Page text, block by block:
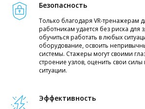
Безопасность
Только благодаря VR-тренажерам
работникам удается без риска для
обучиться работать в любых
оборудование, освоить
системы. Стажеры могут своими
строение узлов, оценить свои силы
ситуации.
Эффективность